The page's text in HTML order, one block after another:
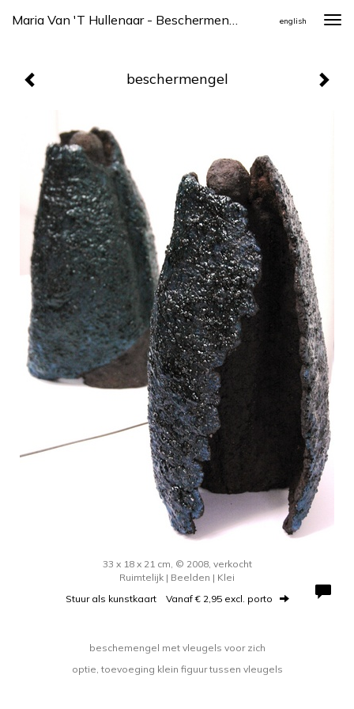
Maria Van 't Hullenaar - Beschermengel english
beschermengel
33 x 18 x 21 cm, © 2008, verkocht
Ruimtelijk | Beelden | Klei
Stuur als kunstkaart Vanaf € 2,95 excl. porto
beschemengel met vleugels voor zich
optie, toevoeging klein figuur tussen vleugels